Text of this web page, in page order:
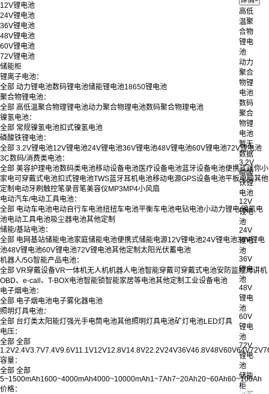
高低
温聚
合物
锂电
池
动力
聚合
物锂
电池
数码
聚合
物锂
电池
暂无
数据
3.2V
磷酸
铁锂
电池
12V
锂电
池
24V
锂电
池
36V
锂电
池
48V
锂电
池
60V
锂电
池
72V
锂电
池
储能
柜
12V锂电池
24V锂电池
36V锂电池
48V锂电池
60V锂电池
72V锂电池
储能柜
锂离子电池：
全部 动力锂电池数码锂电池储能锂电池18650锂电池
聚合物锂电池：
全部 高低温聚合物理锂电池动力聚合物理电池数码聚合物理电池
镍氢电池：
全部 常规镍氢电池扣式镍氢电池
磷酸铁锂电池：
全部 3.2V锂电池12V锂电池24V锂电池36V锂电池48V锂电池60V锂电池72V锂电池
3C数码/消费类电池：
全部 美容护理电池数码类电池移动设备电池医疗设备电池蓝牙设备电池便携式迷你小
家电可穿戴式电池扣式锂电池TWS蓝牙耳机电池移动电源GPS设备电池平板电脑其他
定制 电动牙刷 触控笔录音笔美容仪 MP3MP4小风扇
电动汽车/电动工具电池：
全部 电动车电池电动自行车电池扭扭车电池平衡车电池电钻电池小动力锂电/镍氢电
池电动工具电池吸尘器电池其他定制
储能/基站电池：
全部 电网基站储能电池家庭储能电池便携式储能电源12V锂电池24V锂电池36V锂电
池48V锂电池60V锂电池72V锂电池其他定制 太阳光伏蓄电池
机器人/5G智能产品电池：
全部 VR穿戴设备VR一体机无人机机器人电池智能穿戴可穿戴式电池安防监控对讲机
OBD、e-call、T-BOX电池智能锁智能家居等电池其他定制 工业设备电池
电子烟电池：
全部 电子烟电池电子雾化器电池
照明灯具电池：
全部 台灯类太阳能灯 强光手电筒电池其他照明灯具电池矿灯电池LED灯具
电压：
全部 全部
1.2V2.4V3.7V7.4V9.6V11.1V12V12.8V14.8V22.2V24V36V46.8V48V60V64V72V
容量：
全部 全部
5~1500mAh1600~4000mAh4000~10000mAh1~7Ah7~20Ah20~60Ah60~100Ah
价格：